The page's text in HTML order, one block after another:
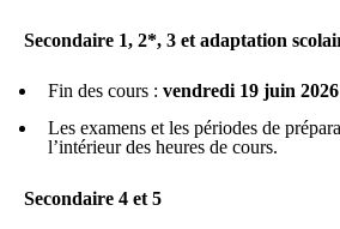
Secondaire 1, 2*, 3 et adaptation
Fin des cours : vendredi 19 juin 2026
Les examens et les périodes de
l’intérieur des heures de cours.
Secondaire 4 et 5